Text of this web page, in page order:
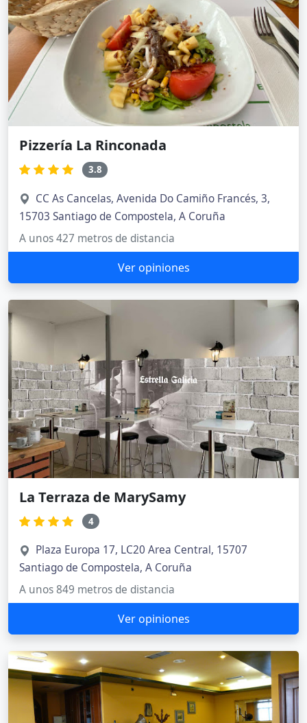
Pizzería La Rinconada
3.8
CC As Cancelas, Avenida Do Camiño Francés, 3,
15703 Santiago de Compostela, A Coruña
A unos 427 metros de distancia
Ver opiniones
La Terraza de MarySamy
4
Plaza Europa 17, LC20 Area Central, 15707
Santiago de Compostela, A Coruña
A unos 849 metros de distancia
Ver opiniones